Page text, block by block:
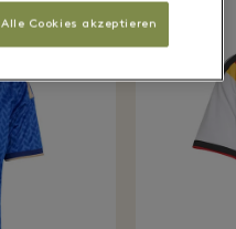
Alle Cookies akzeptieren